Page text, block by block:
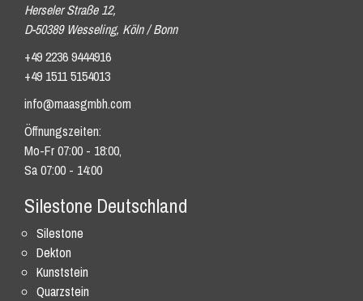
Herseler Straße 12,
D-50389 Wesseling, Köln / Bonn
+49 2236 9444916
+49 1511 5154013
info@maasgmbh.com
Öffnungszeiten:
Mo-Fr 07:00 - 18:00,
Sa 07:00 - 14:00
Silestone Deutschland
Silestone
Dekton
Kunststein
Quarzstein